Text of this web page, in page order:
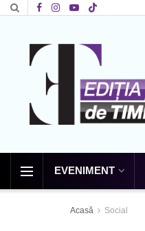
EVENIMENT
Acasă Social